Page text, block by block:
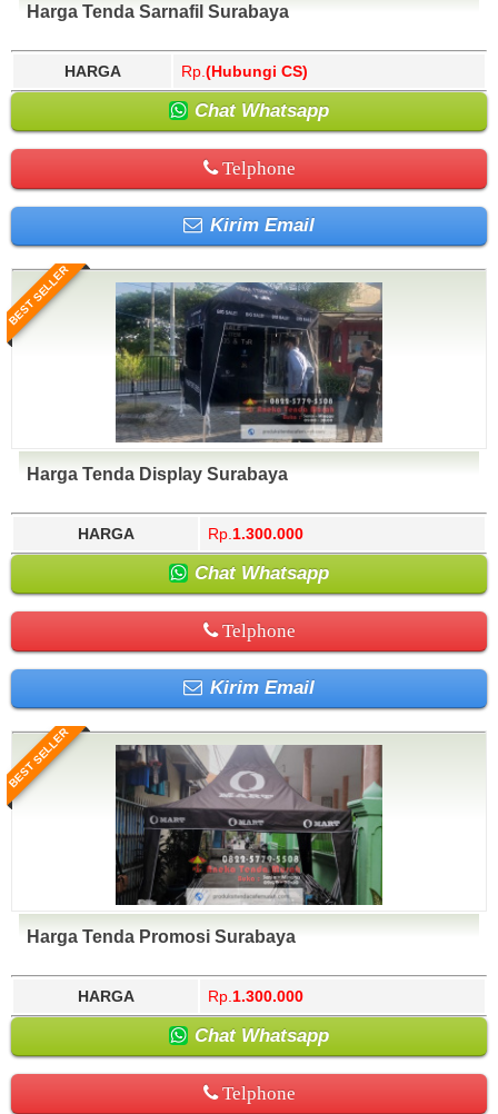
Harga Tenda Sarnafil Surabaya
HARGA Rp. (Hubungi CS)
Chat Whatsapp
Telphone
Kirim Email
BEST SELLER
Harga Tenda Display Surabaya
HARGA Rp. 1.300.000
Chat Whatsapp
Telphone
Kirim Email
BEST SELLER
Harga Tenda Promosi Surabaya
HARGA Rp. 1.300.000
Chat Whatsapp
Telphone